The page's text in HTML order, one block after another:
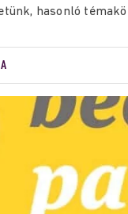
hasonló